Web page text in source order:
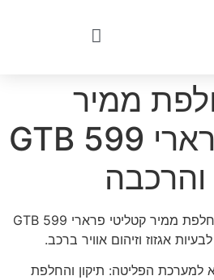
ממיר
קטליטי לפרארי 599 GTB
והרכבה
מוסך המפלט מתמחה בהחלפת ממיר קטליטי פרארי 599 GTB
אגזוז וזיהום אוויר ברכב.
למערכת הפליטה: תיקון והחלפת